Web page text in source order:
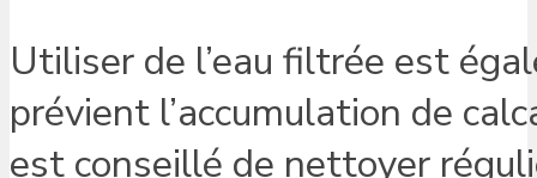
Utiliser de l’eau filtrée est
prévient l’accumulation de
est conseillé de nettoyer